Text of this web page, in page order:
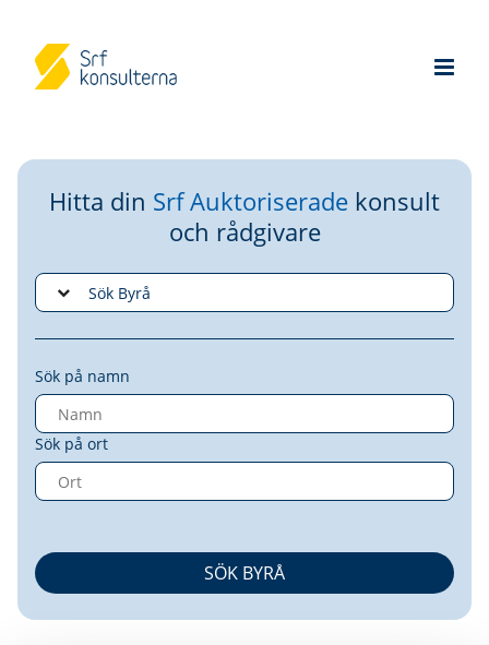
Hitta din Srf Auktoriserade konsult
och rådgivare
Sök på namn
Sök på ort